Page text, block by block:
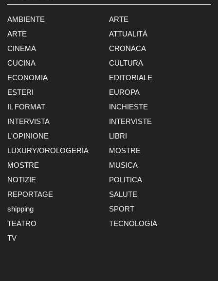
AMBIENTE
ARTE
ARTE
ATTUALITÀ
CINEMA
CRONACA
CUCINA
CULTURA
ECONOMIA
EDITORIALE
ESTERI
EUROPA
IL FORMAT
INCHIESTE
INTERVISTA
INTERVISTE
L'OPINIONE
LIBRI
LUXURY/OROLOGERIA
MOSTRE
MOSTRE
MUSICA
NOTIZIE
POLITICA
REPORTAGE
SALUTE
shipping
SPORT
TEATRO
TECNOLOGIA
TV